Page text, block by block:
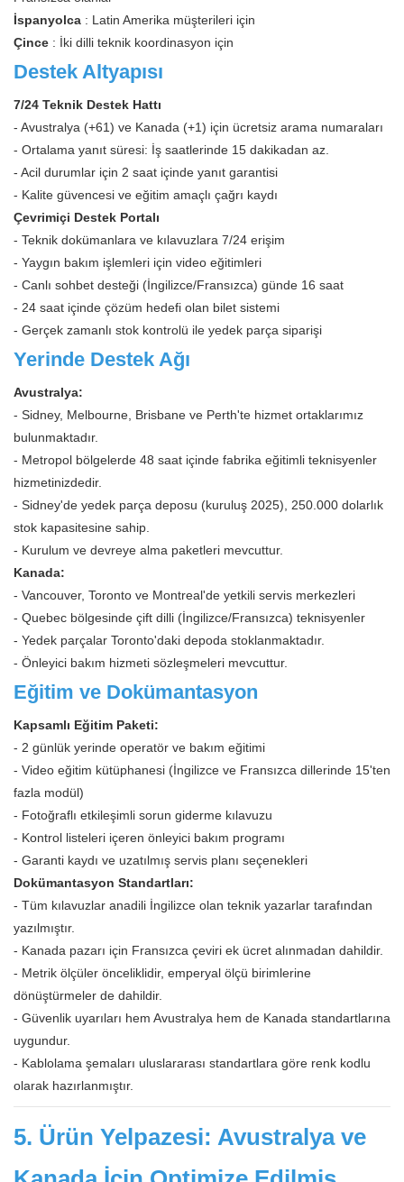
İspanyolca : Latin Amerika müşterileri için
Çince : İki dilli teknik koordinasyon için
Destek Altyapısı
7/24 Teknik Destek Hattı
- Avustralya (+61) ve Kanada (+1) için ücretsiz arama numaraları
- Ortalama yanıt süresi: İş saatlerinde 15 dakikadan az.
- Acil durumlar için 2 saat içinde yanıt garantisi
- Kalite güvencesi ve eğitim amaçlı çağrı kaydı
Çevrimiçi Destek Portalı
- Teknik dokümanlara ve kılavuzlara 7/24 erişim
- Yaygın bakım işlemleri için video eğitimleri
- Canlı sohbet desteği (İngilizce/Fransızca) günde 16 saat
- 24 saat içinde çözüm hedefi olan bilet sistemi
- Gerçek zamanlı stok kontrolü ile yedek parça siparişi
Yerinde Destek Ağı
Avustralya:
- Sidney, Melbourne, Brisbane ve Perth'te hizmet ortaklarımız
bulunmaktadır.
- Metropol bölgelerde 48 saat içinde fabrika eğitimli teknisyenler
hizmetinizdedir.
- Sidney'de yedek parça deposu (kuruluş 2025), 250.000 dolarlık
stok kapasitesine sahip.
- Kurulum ve devreye alma paketleri mevcuttur.
Kanada:
- Vancouver, Toronto ve Montreal'de yetkili servis merkezleri
- Quebec bölgesinde çift dilli (İngilizce/Fransızca) teknisyenler
- Yedek parçalar Toronto'daki depoda stoklanmaktadır.
- Önleyici bakım hizmeti sözleşmeleri mevcuttur.
Eğitim ve Dokümantasyon
Kapsamlı Eğitim Paketi:
- 2 günlük yerinde operatör ve bakım eğitimi
- Video eğitim kütüphanesi (İngilizce ve Fransızca dillerinde 15'ten
fazla modül)
- Fotoğraflı etkileşimli sorun giderme kılavuzu
- Kontrol listeleri içeren önleyici bakım programı
- Garanti kaydı ve uzatılmış servis planı seçenekleri
Dokümantasyon Standartları:
- Tüm kılavuzlar anadili İngilizce olan teknik yazarlar tarafından
yazılmıştır.
- Kanada pazarı için Fransızca çeviri ek ücret alınmadan dahildir.
- Metrik ölçüler önceliklidir, emperyal ölçü birimlerine
dönüştürmeler de dahildir.
- Güvenlik uyarıları hem Avustralya hem de Kanada standartlarına
uygundur.
- Kablolama şemaları uluslararası standartlara göre renk kodlu
olarak hazırlanmıştır.
5. Ürün Yelpazesi: Avustralya ve